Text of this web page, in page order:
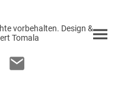
vorbehalten. Design &
Tomala